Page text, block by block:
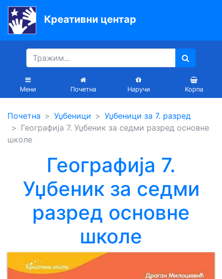
Креативни центар
Мени Почетна Наручи Корпа
Почетна
Књиге
Уџбеници
вртиће
Лектира
Блог
Latinica
налог
Почетна Уџбеници
Уџбеници за 7. разред
Географија 7. Уџбеник за седми разред основне
школе
Географија 7.
Уџбеник за седми
разред основне
школе